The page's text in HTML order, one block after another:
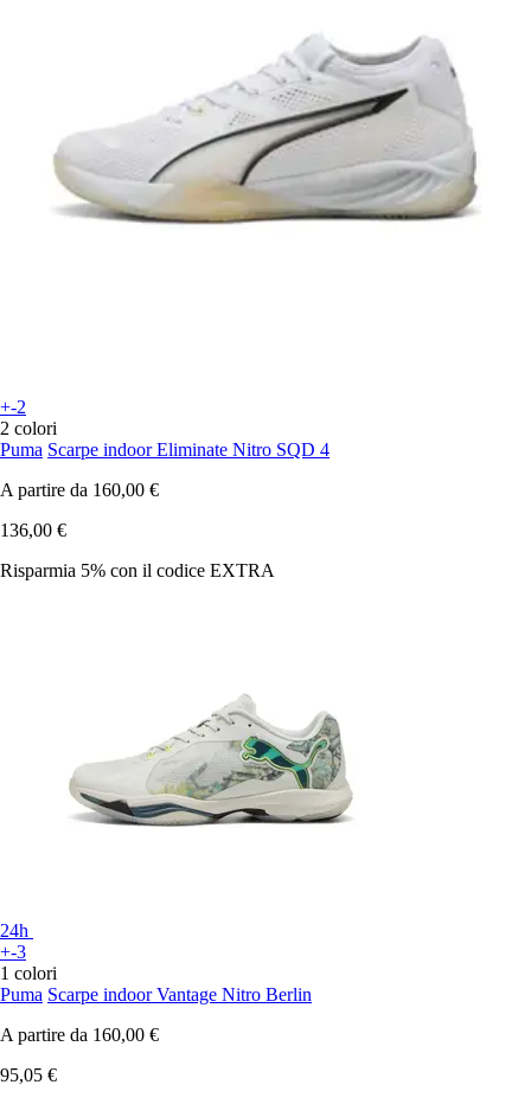
+-2
2 colori
Puma Scarpe indoor Eliminate Nitro SQD 4
A partire da 160,00 €
136,00 €
Risparmia 5% con il codice EXTRA
24h
+-3
1 colori
Puma Scarpe indoor Vantage Nitro Berlin
A partire da 160,00 €
95,05 €